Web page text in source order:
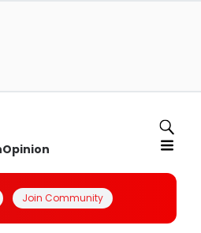
Opinion
Join Community